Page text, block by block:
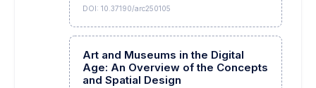
DOI: 10.37190/arc250105
Art and Museums in the Digital
Age: An Overview of the Concepts
and Spatial Design